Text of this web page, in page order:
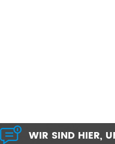
WIR SIND HIER,